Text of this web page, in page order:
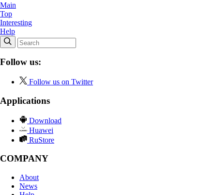
Main
Top
Interesting
Help
Follow us:
Follow us on Twitter
Applications
Download
Huawei
RuStore
COMPANY
About
News